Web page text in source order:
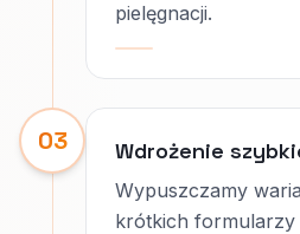
pielęgnacji.
03 Wdrożenie
Wypuszczamy
krótkich formularzy